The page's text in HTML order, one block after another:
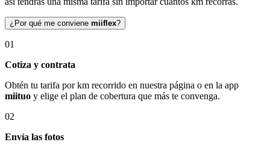
¿Por qué me conviene miiflex?
01
Cotiza y contrata
Obtén tu tarifa por km recorrido en nuestra página o en la app
miituo y elige el plan de cobertura que más te convenga.
02
Envía las fotos